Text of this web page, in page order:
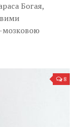
Богая,
мозковою
8